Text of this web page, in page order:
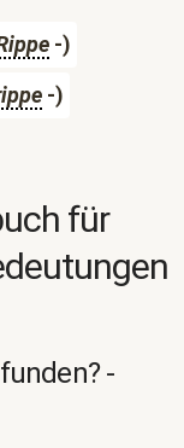
-)
-)
für
-